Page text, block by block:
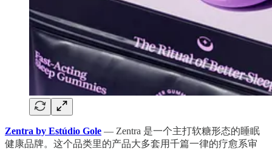
Zentra by Estúdio Gole — Zentra 是一个主打软糖形态的睡眠
健康品牌。这个品类里的产品大多套用千篇一律的疗愈系审